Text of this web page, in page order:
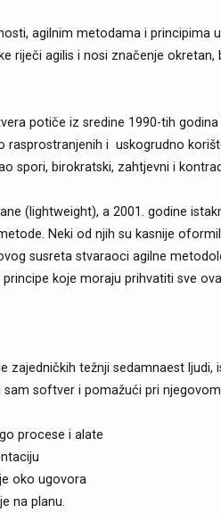
agilnim metodama i
riječi agilis i nosi značenje
potiče iz sredine 1990-tih
rasprostranjenih i uskogrudno
spori, birokratski, zahtjevni i
(lightweight), a 2001. godine
Neki od njih su kasnije
susreta stvaraoci agilne
koje moraju prihvatiti sve
zajedničkih težnji sedamnaest
softver i pomažući pri
procese i alate
oko ugovora
na planu.